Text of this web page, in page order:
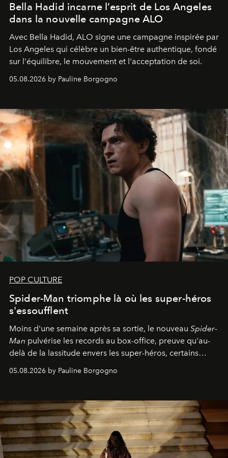
Bella Hadid incarne l’esprit de Los Angeles
dans la nouvelle campagne ALO
Avec Bella Hadid, ALO signe une campagne inspirée par
Los Angeles qui célèbre un bien-être authentique, fondé
sur l'équilibre, le mouvement et l'acceptation de soi.
05.08.2026 by Pauline Borgogno
POP CULTURE
Spider-Man triomphe là où les super-héros
s'essoufflent
Moins d'une semaine après sa sortie, le nouveau Spider-
Man pulvérise les records au box-office, preuve qu'au-
delà de la lassitude envers les super-héros, certains
personnages continuent de susciter une ferveur intacte.
05.08.2026 by Pauline Borgogno